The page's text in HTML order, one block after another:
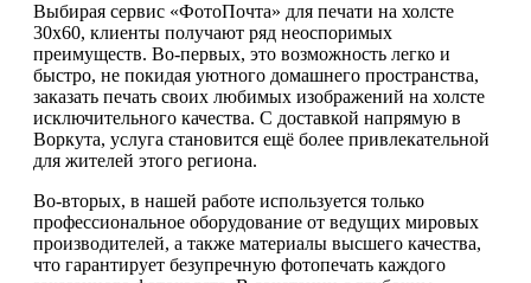
Выбирая сервис «ФотоПочта» для печати на холсте
30х60, клиенты получают ряд неоспоримых
преимуществ. Во-первых, это возможность легко и
быстро, не покидая уютного домашнего пространства,
заказать печать своих любимых изображений на холсте
исключительного качества. С доставкой напрямую в
Воркута, услуга становится ещё более привлекательной
для жителей этого региона.
Во-вторых, в нашей работе используется только
профессиональное оборудование от ведущих мировых
производителей, а также материалы высшего качества,
что гарантирует безупречную фотопечать каждого